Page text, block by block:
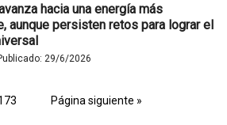
hacia una energía más
aunque persisten retos para lograr el
29/6/2026
Página siguiente »